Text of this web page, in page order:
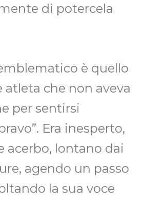
di potercela
è quello
che non aveva
per sentirsi
Era inesperto,
acerbo, lontano dai
agendo un passo
la sua voce